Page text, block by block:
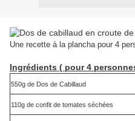
Une recette à la plancha pour 4
Ingrédients ( pour 4
550g de Dos de Cabillaud
110g de confit de tomates séchées